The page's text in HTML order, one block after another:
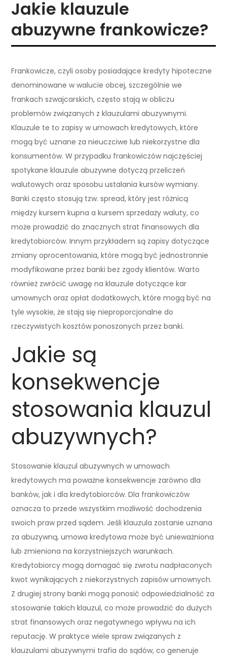
Jakie klauzule
abuzywne frankowicze?
Frankowicze, czyli osoby posiadające kredyty hipoteczne
denominowane w walucie obcej, szczególnie we
frankach szwajcarskich, często stają w obliczu
problemów związanych z klauzulami abuzywnymi.
Klauzule te to zapisy w umowach kredytowych, które
mogą być uznane za nieuczciwe lub niekorzystne dla
konsumentów. W przypadku frankowiczów najczęściej
spotykane klauzule abuzywne dotyczą przeliczeń
walutowych oraz sposobu ustalania kursów wymiany.
Banki często stosują tzw. spread, który jest różnicą
między kursem kupna a kursem sprzedaży waluty, co
może prowadzić do znacznych strat finansowych dla
kredytobiorców. Innym przykładem są zapisy dotyczące
zmiany oprocentowania, które mogą być jednostronnie
modyfikowane przez banki bez zgody klientów. Warto
również zwrócić uwagę na klauzule dotyczące kar
umownych oraz opłat dodatkowych, które mogą być na
tyle wysokie, że stają się nieproporcjonalne do
rzeczywistych kosztów ponoszonych przez banki.
Jakie są
konsekwencje
stosowania klauzul
abuzywnych?
Stosowanie klauzul abuzywnych w umowach
kredytowych ma poważne konsekwencje zarówno dla
banków, jak i dla kredytobiorców. Dla frankowiczów
oznacza to przede wszystkim możliwość dochodzenia
swoich praw przed sądem. Jeśli klauzula zostanie uznana
za abuzywną, umowa kredytowa może być unieważniona
lub zmieniona na korzystniejszych warunkach.
Kredytobiorcy mogą domagać się zwrotu nadpłaconych
kwot wynikających z niekorzystnych zapisów umownych.
Z drugiej strony banki mogą ponosić odpowiedzialność za
stosowanie takich klauzul, co może prowadzić do dużych
strat finansowych oraz negatywnego wpływu na ich
reputację. W praktyce wiele spraw związanych z
klauzulami abuzywnymi trafia do sądów, co generuje